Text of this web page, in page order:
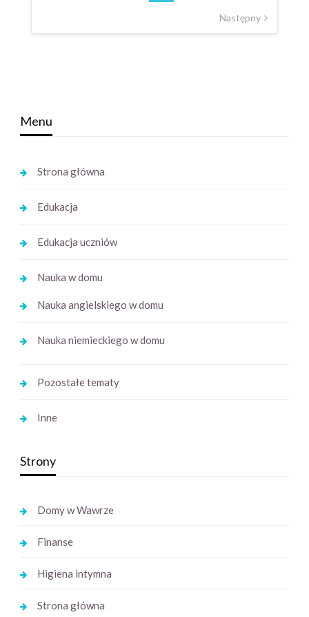
Następny
Menu
Strona główna
Edukacja
Edukacja uczniów
Nauka w domu
Nauka angielskiego w domu
Nauka niemieckiego w domu
Pozostałe tematy
Inne
Strony
Domy w Wawrze
Finanse
Higiena intymna
Strona główna